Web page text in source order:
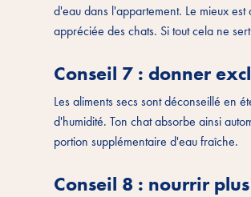
d'eau dans l'appartement. Le mieux
appréciée des chats. Si tout cela ne
Conseil 7 : donner
Les aliments secs sont déconseillé en
d'humidité. Ton chat absorbe ainsi
portion supplémentaire d'eau fraîche.
Conseil 8 : nourrir